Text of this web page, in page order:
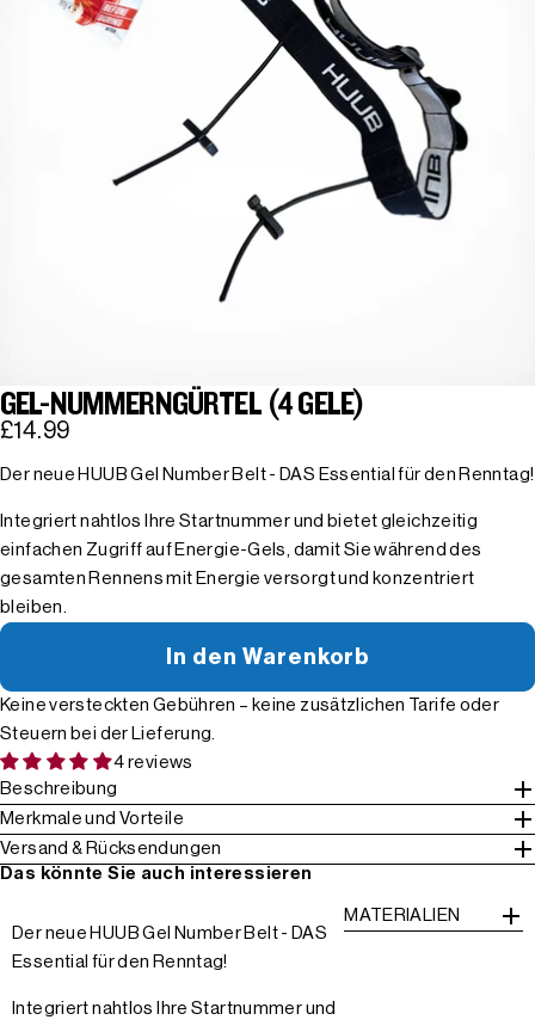
GEL-NUMMERNGÜRTEL (4 GELE)
£14.99
Der neue HUUB Gel Number Belt - DAS Essential für den Renntag!
Integriert nahtlos Ihre Startnummer und bietet gleichzeitig
einfachen Zugriff auf Energie-Gels, damit Sie während des
gesamten Rennens mit Energie versorgt und konzentriert
bleiben.
In den Warenkorb
Keine versteckten Gebühren – keine zusätzlichen Tarife oder
Steuern bei der Lieferung.
4 reviews
Beschreibung
Merkmale und Vorteile
Versand & Rücksendungen
Das könnte Sie auch interessieren
Der neue HUUB Gel Number Belt - DAS
Essential für den Renntag!
Integriert nahtlos Ihre Startnummer und
MATERIALIEN